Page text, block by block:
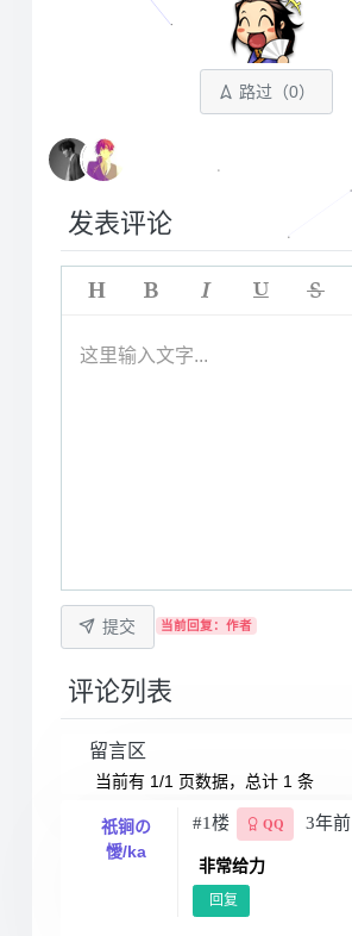
路过（0）
发表评论
这里输入文字...
提交 当前回复：作者
评论列表
留言区
当前有 1/1 页数据，总计 1 条
祇锏の
懓/ka
#1楼 QQ 3年前
非常给力
回复